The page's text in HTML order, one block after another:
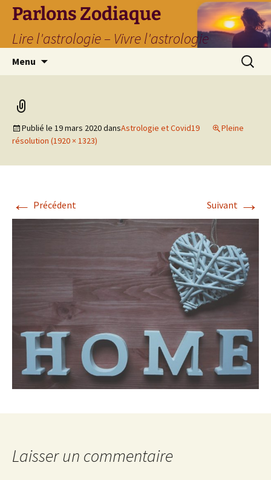
Parlons Zodiaque
Lire l'astrologie – Vivre l'astrologie
Menu
Publié le 19 mars 2020dansAstrologie et Covid19
Pleine
résolution (1920 × 1323)
← Précédent Suivant →
Laisser un commentaire